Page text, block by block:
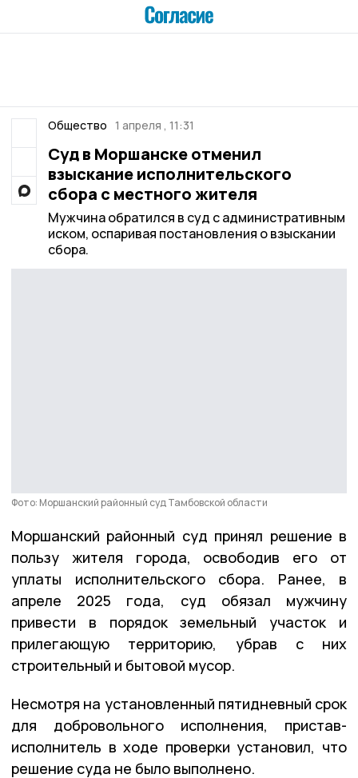
Общество 1 апреля , 11:31
Суд в Моршанске отменил
взыскание исполнительского
сбора с местного жителя
Мужчина обратился в суд с административным
иском, оспаривая постановления о взыскании
сбора.
Фото: Моршанский районный суд Тамбовской области
Моршанский районный суд принял решение в
пользу жителя города, освободив его от
уплаты исполнительского сбора. Ранее, в
апреле 2025 года, суд обязал мужчину
привести в порядок земельный участок и
прилегающую территорию, убрав с них
строительный и бытовой мусор.
Несмотря на установленный пятидневный срок
для добровольного исполнения, пристав-
исполнитель в ходе проверки установил, что
решение суда не было выполнено.